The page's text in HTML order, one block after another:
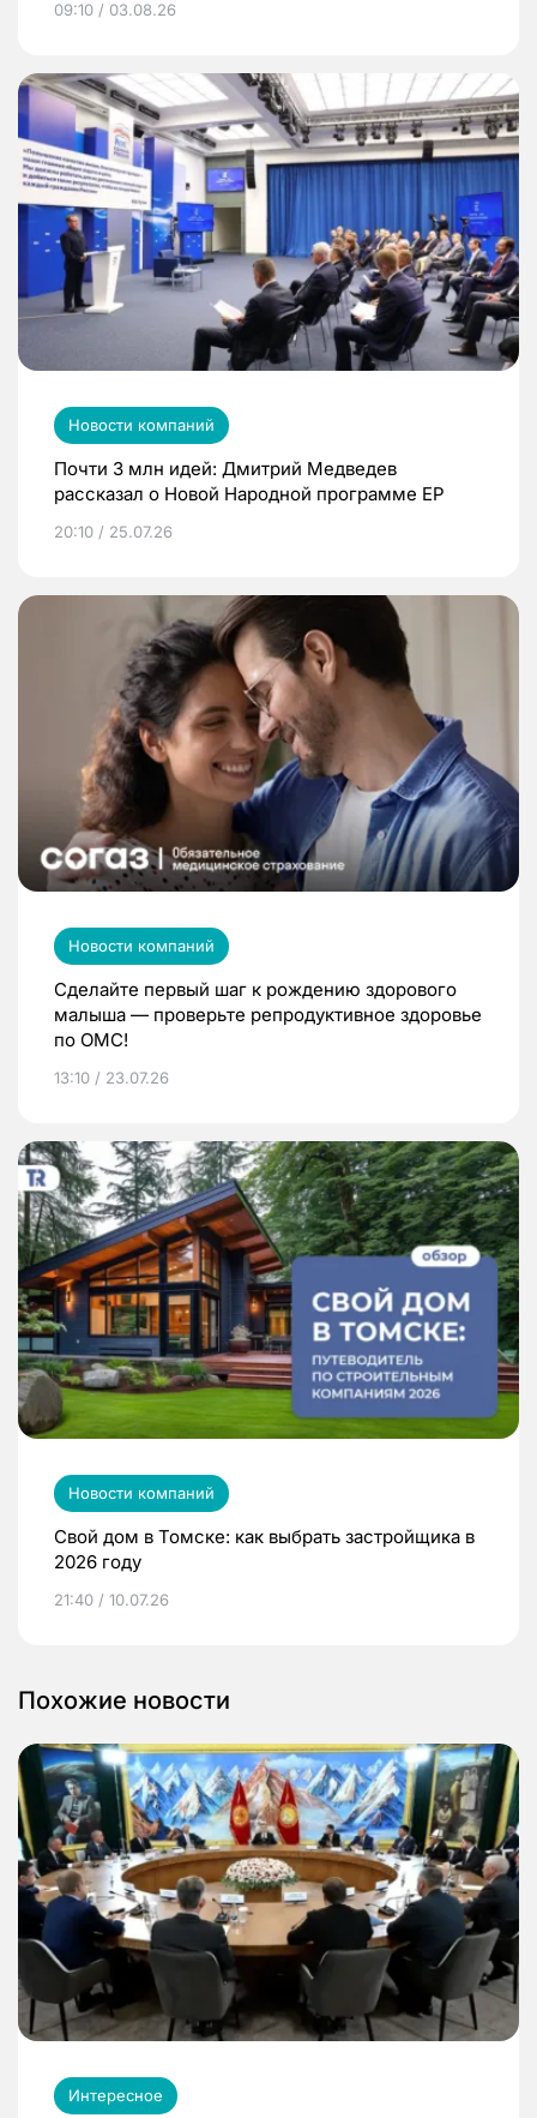
09:10 / 03.08.26
Новости компаний
Почти 3 млн идей: Дмитрий Медведев
рассказал о Новой Народной программе ЕР
20:10 / 25.07.26
Новости компаний
Сделайте первый шаг к рождению здорового
малыша — проверьте репродуктивное здоровье
по ОМС!
13:10 / 23.07.26
Новости компаний
Свой дом в Томске: как выбрать застройщика в
2026 году
21:40 / 10.07.26
Похожие новости
Интересное